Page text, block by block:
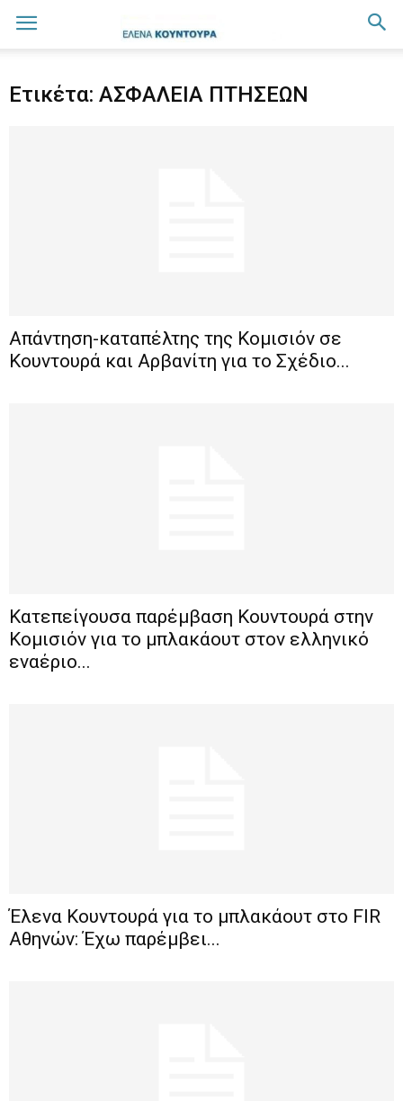
Ετικέτα: ΑΣΦΑΛΕΙΑ ΠΤΗΣΕΩΝ
Απάντηση-καταπέλτης της Κομισιόν σε
Κουντουρά και Αρβανίτη για το Σχέδιο...
Κατεπείγουσα παρέμβαση Κουντουρά στην
Κομισιόν για το μπλακάουτ στον ελληνικό
εναέριο...
Έλενα Κουντουρά για το μπλακάουτ στο FIR
Αθηνών: Έχω παρέμβει...